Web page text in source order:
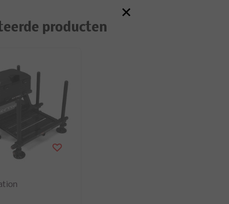
producten
×